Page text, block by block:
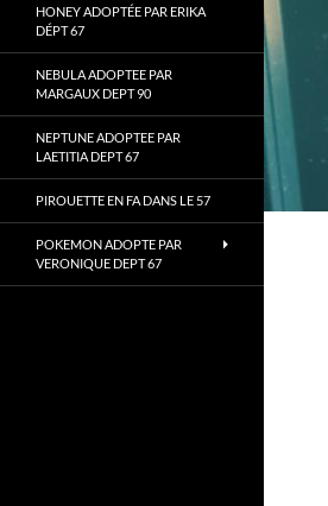
HONEY ADOPTÉE PAR ERIKA
DÉPT 67
NEBULA ADOPTEE PAR
MARGAUX DEPT 90
NEPTUNE ADOPTEE PAR
LAETITIA DEPT 67
PIROUETTE EN FA DANS LE 57
POKEMON ADOPTE PAR
VERONIQUE DEPT 67